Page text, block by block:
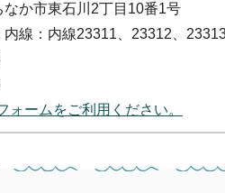
か市東石川2丁目10番1号
線：内線23311、23312、
ォームをご利用ください。